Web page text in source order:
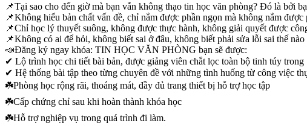
📌Tại sao cho đến giờ mà bạn vẫn không thạo tin học văn phòng? Đó là bởi
📌Không hiểu bản chất vấn đề, chỉ nắm được phần ngọn mà không nắm được
📌Chỉ học lý thuyết suông, không được thực hành, không giải quyết được
📌Không có ai để hỏi, không biết sai ở đâu, không biết phải sửa lỗi sai thế nào
📣Đăng ký ngay khóa: TIN HỌC VĂN PHÒNG bạn sẽ được:
✔ Lộ trình học chi tiết bài bản, được giảng viên chắt lọc toàn bộ tinh túy
✔ Hệ thống bài tập theo từng chuyên đề với những tình huống từ công việc
☘️Phòng học rộng rãi, thoáng mát, đầy đủ trang thiết bị hỗ trợ học tập
☘️Cấp chứng chỉ sau khi hoàn thành khóa học
☘️Hỗ trợ nghiệp vụ trong quá trình đi làm.